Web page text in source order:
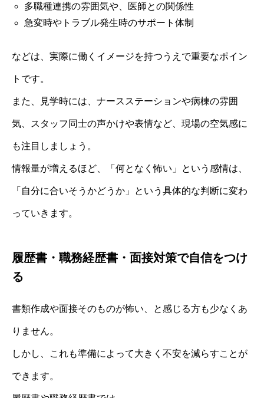
多職種連携の雰囲気や、医師との関係性
急変時やトラブル発生時のサポート体制
などは、実際に働くイメージを持つうえで重要なポイン
トです。
また、見学時には、ナースステーションや病棟の雰囲
気、スタッフ同士の声かけや表情など、現場の空気感に
も注目しましょう。
情報量が増えるほど、「何となく怖い」という感情は、
「自分に合いそうかどうか」という具体的な判断に変わ
っていきます。
履歴書・職務経歴書・面接対策で自信をつけ
る
書類作成や面接そのものが怖い、と感じる方も少なくあ
りません。
しかし、これも準備によって大きく不安を減らすことが
できます。